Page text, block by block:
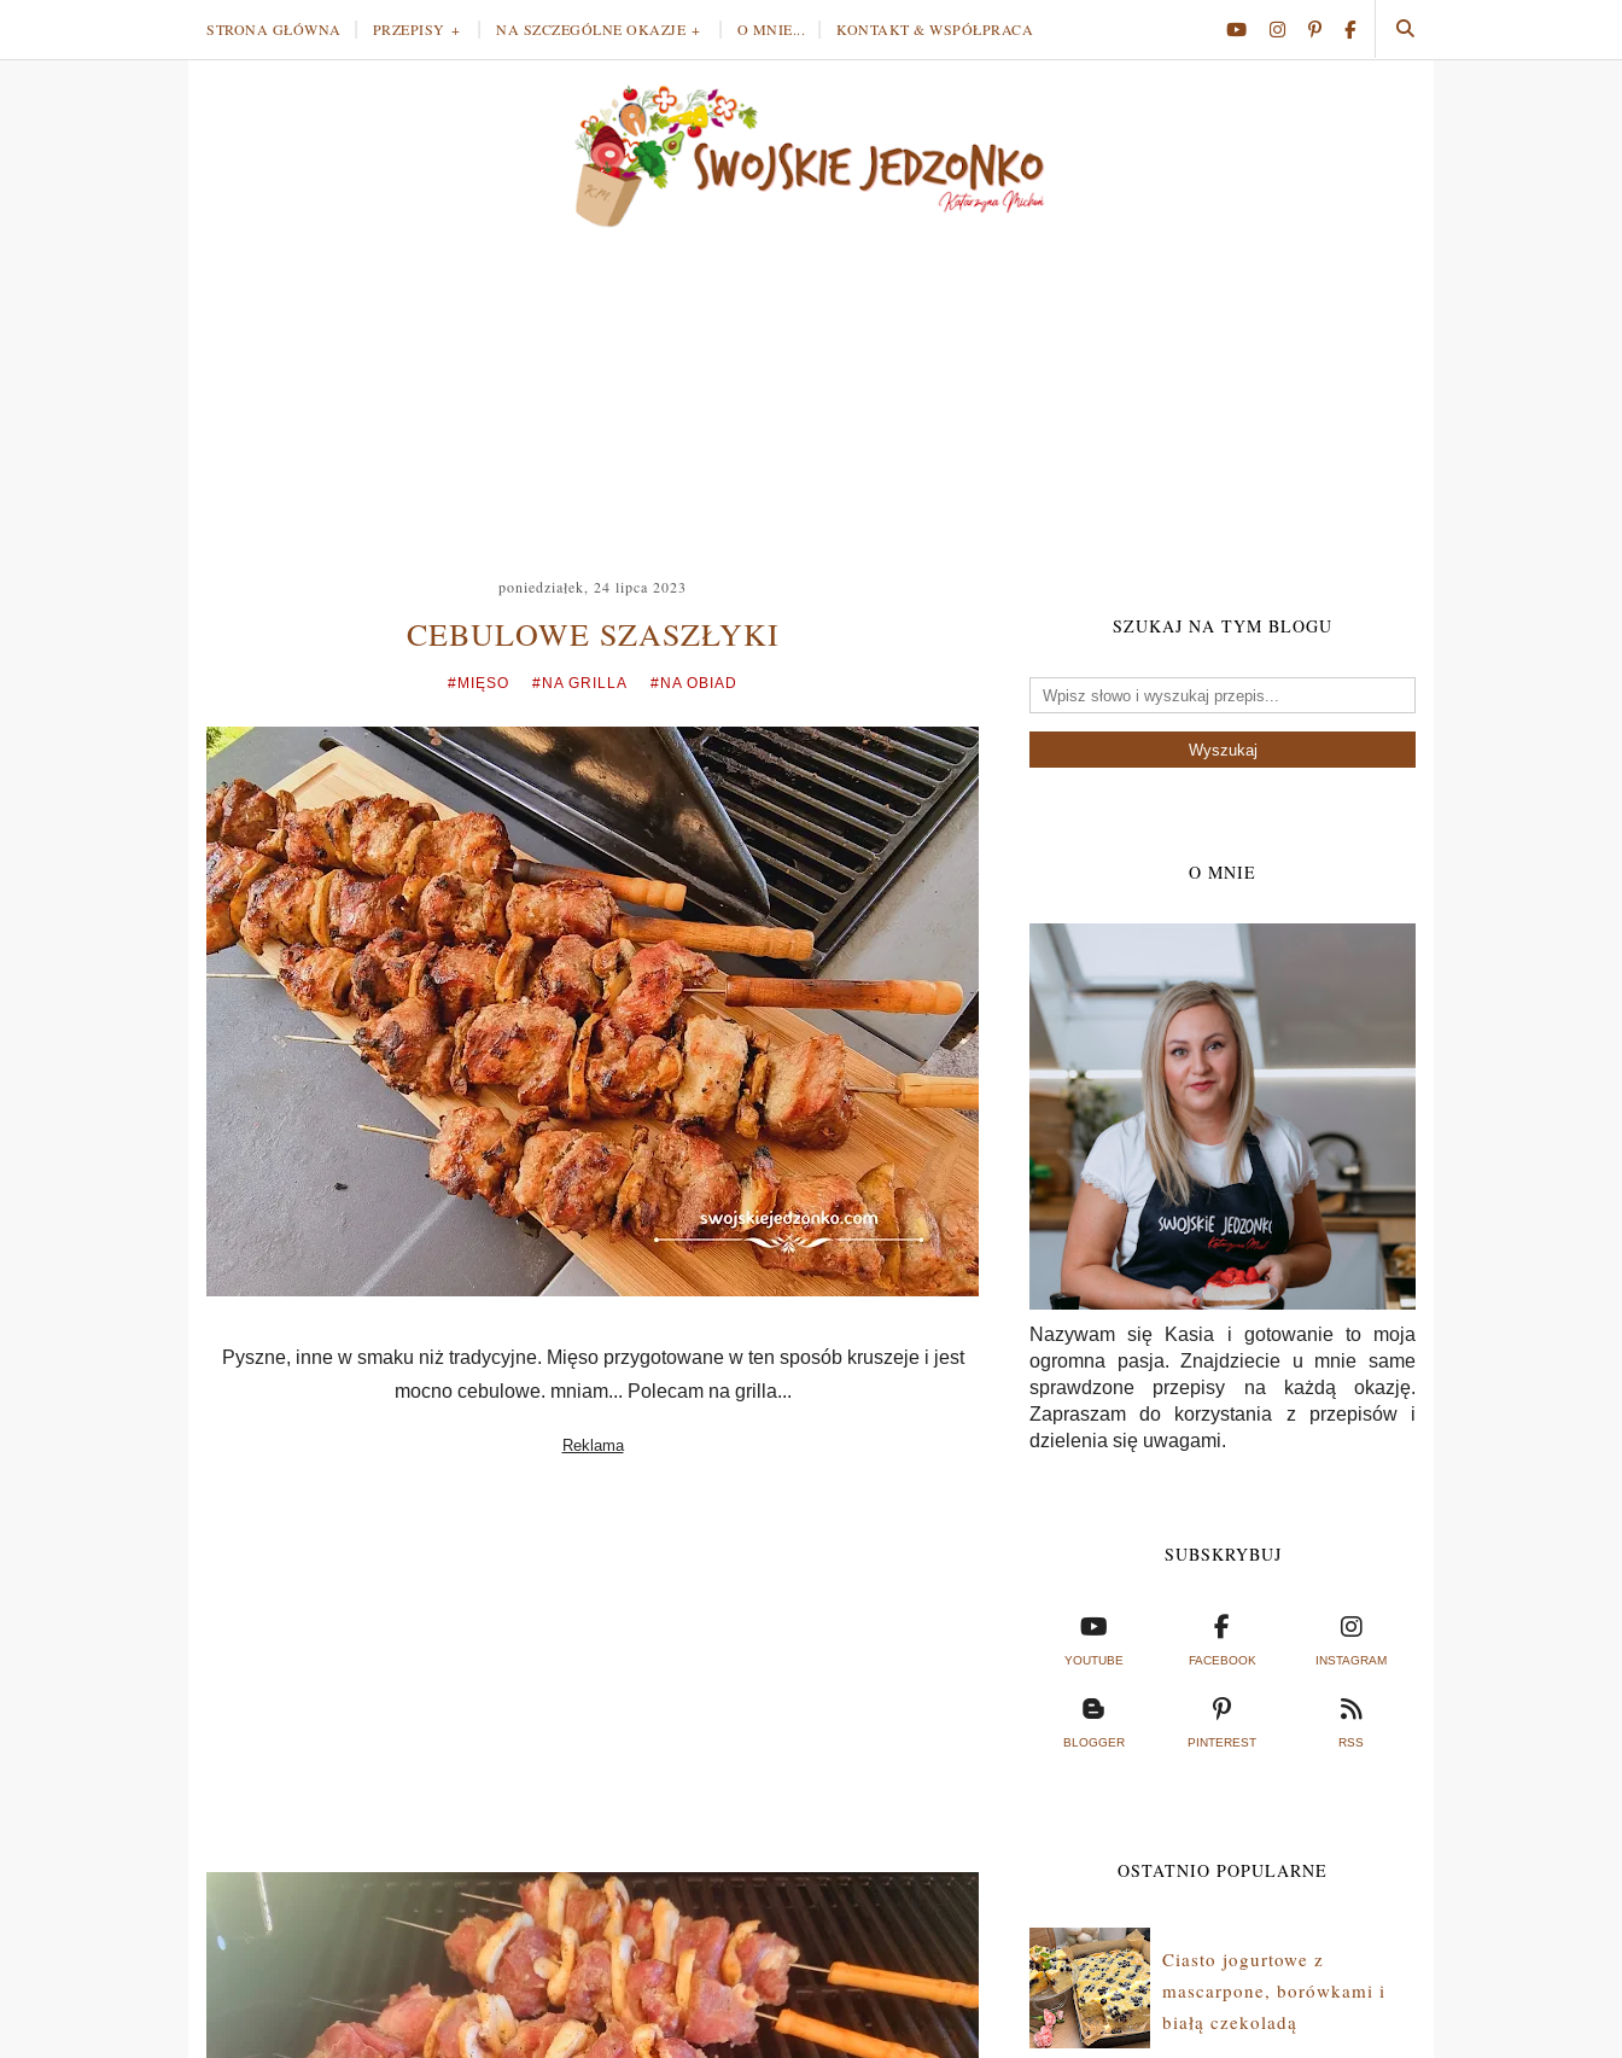
STRONA GŁÓWNA PRZEPISY NA SZCZEGÓLNE OKAZJE O MNIE... KONTAKT & WSPÓŁPRACA
poniedziałek, 24 lipca 2023
CEBULOWE SZASZŁYKI
#MIĘSO #NA GRILLA #NA OBIAD
Pyszne, inne w smaku niż tradycyjne. Mięso przygotowane w ten sposób kruszeje i jest
mocno cebulowe. mniam... Polecam na grilla...
SZUKAJ NA TYM BLOGU
O MNIE
Nazywam się Kasia i gotowanie to moja
ogromna pasja. Znajdziecie u mnie same
sprawdzone przepisy na każdą okazję.
Zapraszam do korzystania z przepisów i
dzielenia się uwagami.
SUBSKRYBUJ
YOUTUBE FACEBOOK INSTAGRAM
BLOGGER PINTEREST RSS
OSTATNIO POPULARNE
Ciasto jogurtowe z
mascarpone, borówkami i
białą czekoladą